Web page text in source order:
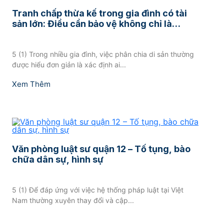
Tranh chấp thừa kế trong gia đình có tài
sản lớn: Điều cần bảo vệ không chỉ là
5 (1) Trong nhiều gia đình, việc phân chia di sản thường
được hiểu đơn giản là xác định ai...
Xem Thêm
Văn phòng luật sư quận 12 – Tố tụng, bào
chữa dân sự, hình sự
5 (1) Để đáp ứng với việc hệ thống pháp luật tại Việt
Nam thường xuyên thay đổi và cập...